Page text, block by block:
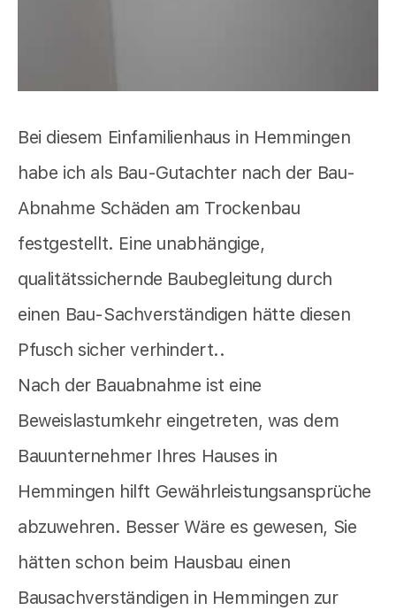
Bei diesem Einfamilienhaus in Hemmingen
habe ich als Bau-Gutachter nach der Bau-
Abnahme Schäden am Trockenbau
festgestellt. Eine unabhängige,
qualitätssichernde Baubegleitung durch
einen Bau-Sachverständigen hätte diesen
Pfusch sicher verhindert..
Nach der Bauabnahme ist eine
Beweislastumkehr eingetreten, was dem
Bauunternehmer Ihres Hauses in
Hemmingen hilft Gewährleistungsansprüche
abzuwehren. Besser Wäre es gewesen, Sie
hätten schon beim Hausbau einen
Bausachverständigen in Hemmingen zur